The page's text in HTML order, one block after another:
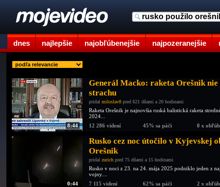
dnes najlepšie najobľúbenejšie najpozeranejšie
8:44
Generál Macko: raketa Orešnik
strachu
pridal miloslav8 pred 621 dňami a 20 hodinami
Raketa Orešnik je najnovšia ruská balistická raketa
2024...
12 286 videní
45% sa páči 0 x
0:44
Rusko cez noc útočilo v Kyjevskej
Orešnik
pridal zurich pred 75 dňami a 15 hodinami
Rusko v noci z 23. na 24. mája 2025 podniklo jeden z
vojny....
7 115 videní
62% sa páči 2 x